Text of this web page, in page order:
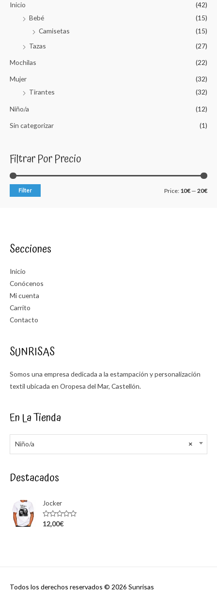
Inicio
(42)
Bebé
(15)
Camisetas
(15)
Tazas
(27)
Mochilas (22)
Mujer
(32)
Tirantes
(32)
Niño/a (12)
Sin categorizar (1)
Filtrar Por Precio
MM
Filter Price: 10€— 20€
Secciones
Inicio
Conócenos
Mi cuenta
Carrito
Contacto
SUNRISAS
Somos una empresa dedicada a la estampación y personalización
textil ubicada en Oropesa del Mar, Castellón.
En La Tienda
×
Niño/a
Destacados
Jocker
Rated
12,00€
Todos los derechos reservados © 2026 Sunrisas